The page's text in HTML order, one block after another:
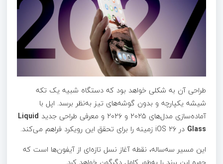
طراحی آن به شکلی خواهد بود که دستگاه شبیه یک تکه
شیشه یکپارچه و بدون گوشه‌های تیز به‌نظر برسد. اپل با
آماده‌سازی مدل‌های ۲۰۲۵ و ۲۰۲۶ و معرفی طراحی جدید
Liquid
Glass در iOS ۲۶ زمینه را برای تحقق این رویکرد فراهم می‌کند.
این مسیر سه‌ساله، نقطه آغاز نسل تازه‌ای از آیفون‌ها است که